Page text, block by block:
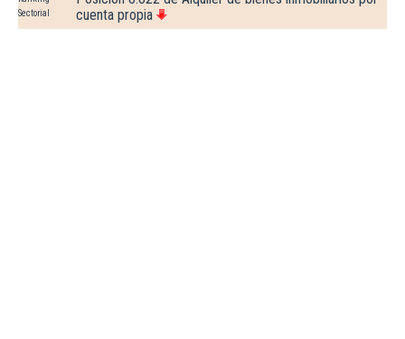
Sectorial
cuenta propia